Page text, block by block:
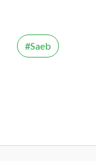
Saeb